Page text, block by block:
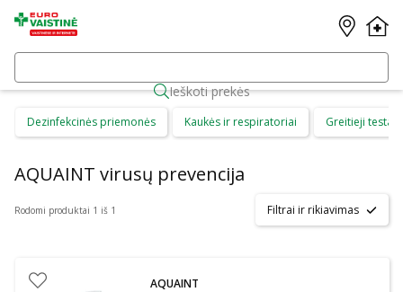
Ieškoti prekės
Dezinfekcinės priemonės Kaukės ir respiratoriai Greitieji testai
AQUAINT virusų prevencija
Rodomi produktai 1 iš 1 Filtrai ir rikiavimas
AQUAINT